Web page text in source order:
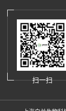
扫一扫